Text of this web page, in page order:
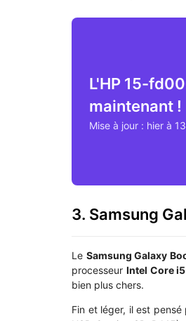
L'HP 15-
maintenant !
Mise à jour : hier à
3. Samsung
Le Samsung Galaxy
processeur Intel Core
bien plus chers.
Fin et léger, il est